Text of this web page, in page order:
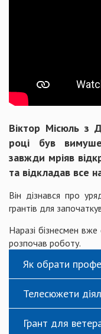
Віктор Місюль з
році був
завжди мріяв
та відкладав все
Він дізнався про
грантів для
Наразі бізнесмен
розпочав роботу.
Як обрати
Телесюжети
Грант для